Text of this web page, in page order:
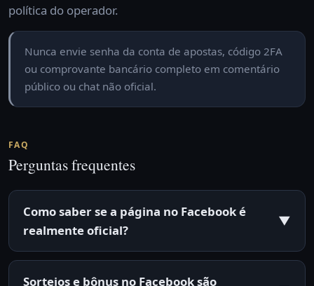
política do operador.
Nunca envie senha da conta de apostas, código 2FA
ou comprovante bancário completo em comentário
público ou chat não oficial.
FAQ
Perguntas frequentes
Como saber se a página no Facebook é
realmente oficial?
▼
Sorteios e bônus no Facebook são